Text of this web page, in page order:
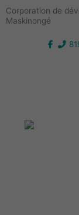
Aller
au
Corporation de
Maskinongé